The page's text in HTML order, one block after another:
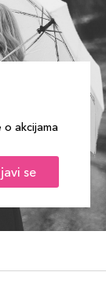
o akcijama
se